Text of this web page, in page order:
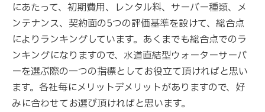
にあたって、初期費用、レンタル料、サーバー種類、メ
ンテナンス、契約面の5つの評価基準を設けて、総合点
によりランキングしています。あくまでも総合点でのラ
ンキングになりますので、水道直結型ウォーターサーバ
ーを選ぶ際の一つの指標としてお役立て頂ければと思い
ます。各社毎にメリットデメリットがありますので、好
みに合わせてお選び頂ければと思います。